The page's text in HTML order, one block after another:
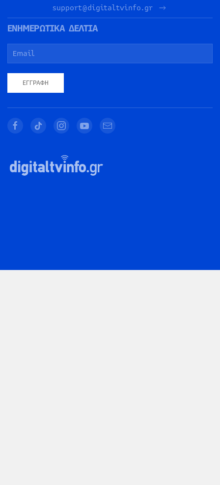
support@digitaltvinfo.gr
ΕΝΗΜΕΡΩΤΙΚΑ ΔΕΛΤΙΑ
ΕΓΓΡΑΦΉ